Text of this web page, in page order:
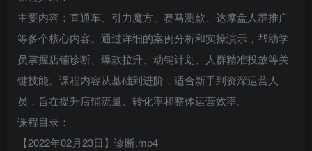
主要内容：直通车、引力魔方、赛马测款、达摩盘人群推广
等多个核心内容。通过详细的案例分析和实操演示，帮助学
员掌握店铺诊断、爆款拉升、动销计划、人群精准投放等关
键技能。课程内容从基础到进阶，适合新手到资深运营人
员，旨在提升店铺流量、转化率和整体运营效率。
课程目录：
【2022年02月23日】诊断.mp4